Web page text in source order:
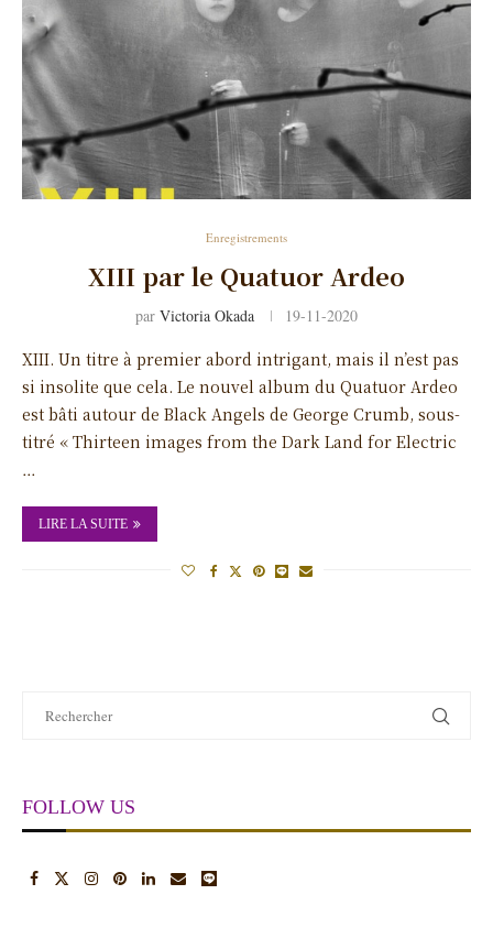
Enregistrements
XIII par le Quatuor Ardeo
par Victoria Okada 19-11-2020
XIII. Un titre à premier abord intrigant, mais il n’est pas
si insolite que cela. Le nouvel album du Quatuor Ardeo
est bâti autour de Black Angels de George Crumb, sous-
titré « Thirteen images from the Dark Land for Electric
…
LIRE LA SUITE
FOLLOW US